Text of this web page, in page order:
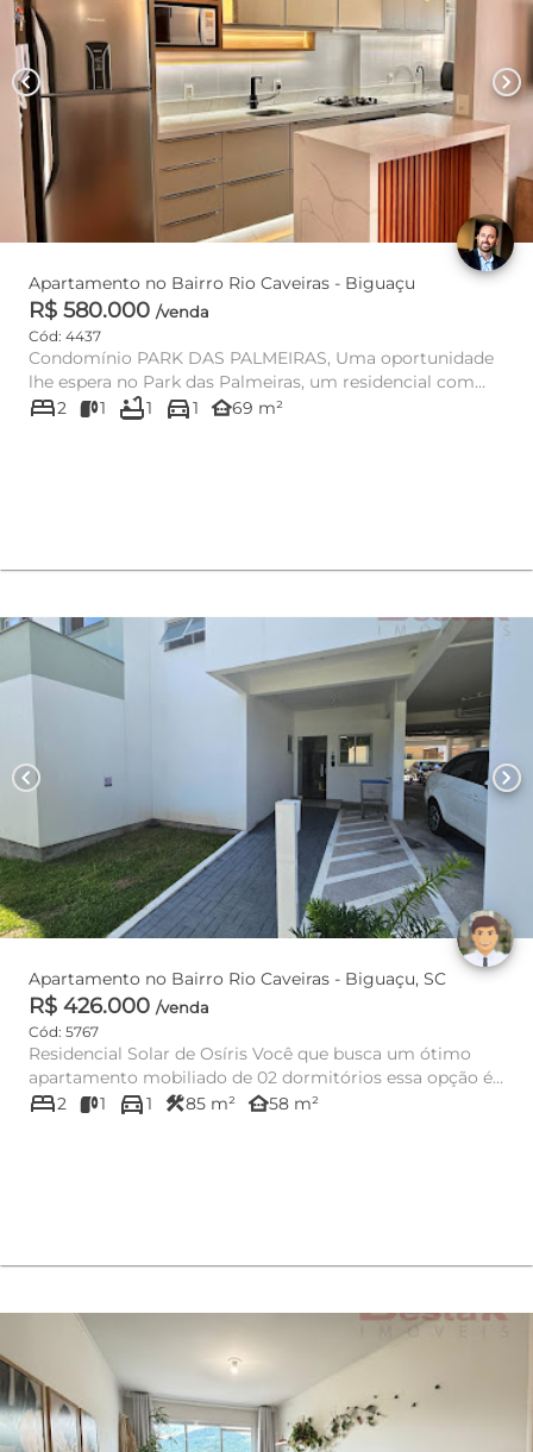
chevron_left chevron_right
Apartamento no Bairro Rio Caveiras - Biguaçu
R$ 580.000 /venda
Cód: 4437
Condomínio PARK DAS PALMEIRAS, Uma oportunidade
lhe espera no Park das Palmeiras, um residencial com
fácil acesso ...
bed2 1 bathtub1 directions_car1 other_houses69 m²
chevron_left chevron_right
Apartamento no Bairro Rio Caveiras - Biguaçu, SC
R$ 426.000 /venda
Cód: 5767
Residencial Solar de Osíris Você que busca um ótimo
apartamento mobiliado de 02 dormitórios essa opção é
excelente...
bed2 1 directions_car1 construction85 m² other_houses58 m²